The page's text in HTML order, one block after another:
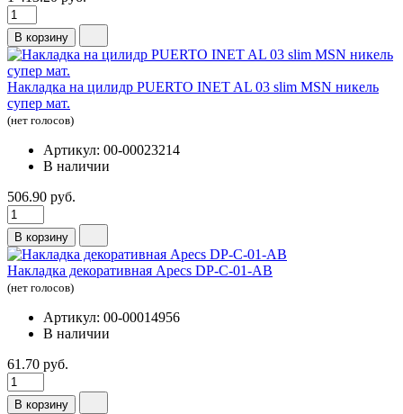
В корзину
Накладка на цилидр PUERTO INET AL 03 slim MSN никель
супер мат.
(нет голосов)
Артикул: 00-00023214
В наличии
506.90 руб.
В корзину
Накладка декоративная Аpecs DP-С-01-AB
(нет голосов)
Артикул: 00-00014956
В наличии
61.70 руб.
В корзину